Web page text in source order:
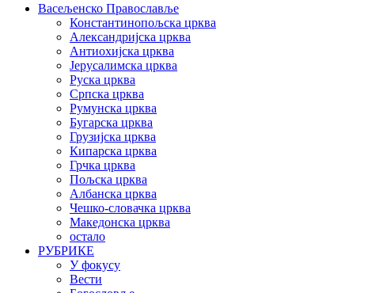
Васељенско Православље
Константинопољска црква
Александријска црква
Антиохијска црква
Јерусалимска црква
Руска црква
Српска црква
Румунска црква
Бугарска црква
Грузијска црква
Кипарска црква
Грчка црква
Пољска црква
Албанска црква
Чешко-словачка црква
Македонска црква
остало
РУБРИКЕ
У фокусу
Вести